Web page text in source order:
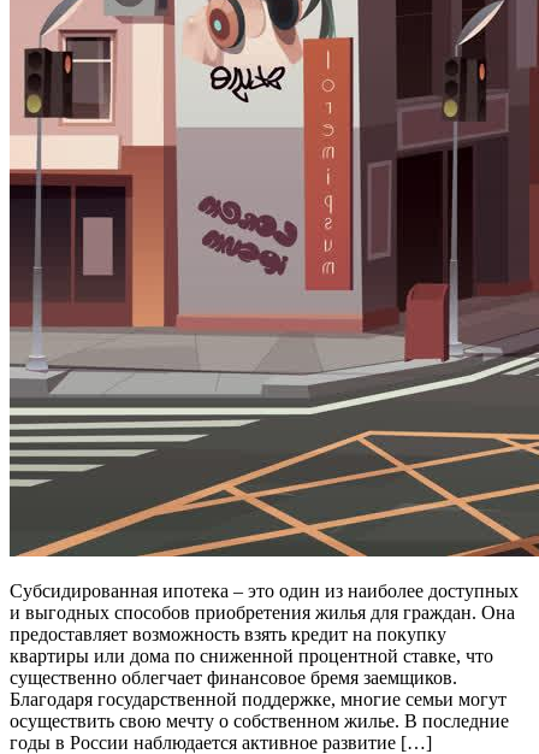
Субсидированная ипотека – это один из наиболее доступных
и выгодных способов приобретения жилья для граждан. Она
предоставляет возможность взять кредит на покупку
квартиры или дома по сниженной процентной ставке, что
существенно облегчает финансовое бремя заемщиков.
Благодаря государственной поддержке, многие семьи могут
осуществить свою мечту о собственном жилье. В последние
годы в России наблюдается активное развитие […]